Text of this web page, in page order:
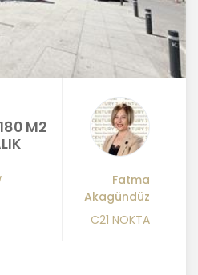
M2
Fatma
Akagündüz
C21 NOKTA